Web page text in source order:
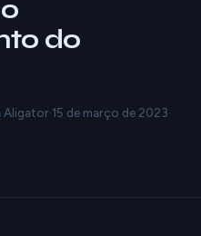
do
Aligator·15 de março de 2023·